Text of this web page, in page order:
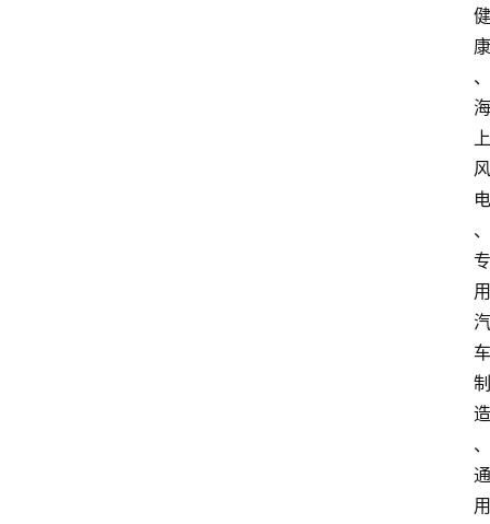
健
康
、
海
上
风
电
、
专
用
汽
车
制
造
、
通
用